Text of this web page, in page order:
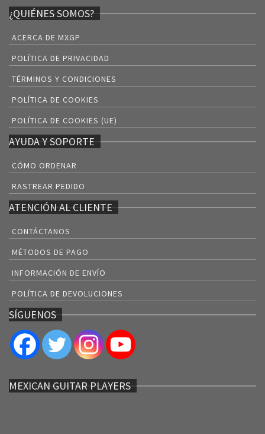
¿QUIÉNES SOMOS?
ACERCA DE MXGP
POLÍTICA DE PRIVACIDAD
TÉRMINOS Y CONDICIONES
POLÍTICA DE COOKIES
POLÍTICA DE COOKIES (UE)
AYUDA Y SOPORTE
CÓMO ORDENAR
RASTREAR PEDIDO
ATENCIÓN AL CLIENTE
CONTÁCTANOS
MÉTODOS DE PAGO
INFORMACIÓN DE ENVÍO
POLÍTICA DE DEVOLUCIONES
SÍGUENOS
MEXICAN GUITAR PLAYERS